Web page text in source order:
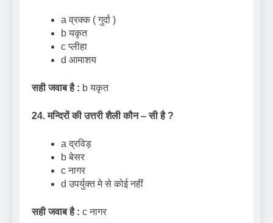
a व्रक्क ( गुर्दा )
b यकृत
c प्लीहा
d आमाशय
सही जवाब है : b यकृत
24. मन्दिरों की उत्तरी शैली कौन – सी है ?
a द्रविड़
b बेसर
c नागर
d उपर्युक्त मे से कोई नहीं
सही जवाब है : c नागर